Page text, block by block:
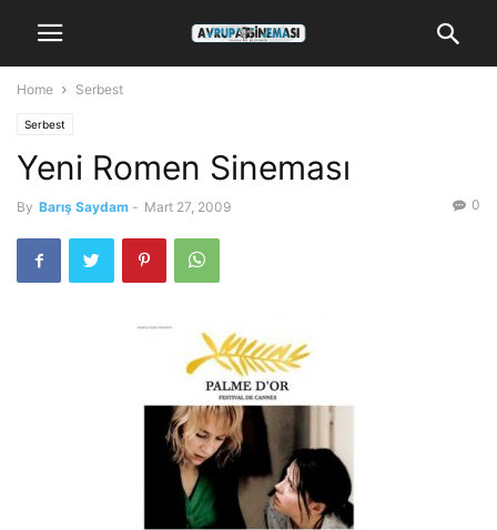
Home Serbest
Serbest
Yeni Romen Sineması
By Barış Saydam - Mart 27, 2009 0